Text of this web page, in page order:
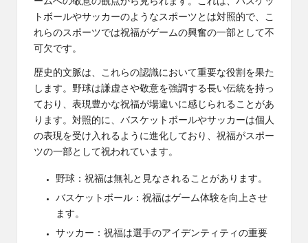
ームへの敬意の観点から見られます。これは、バスケッ
トボールやサッカーのようなスポーツとは対照的で、こ
れらのスポーツでは祝福がゲームの興奮の一部として不
可欠です。
歴史的文脈は、これらの認識において重要な役割を果た
します。野球は謙虚さや敬意を強調する長い伝統を持っ
ており、表現豊かな祝福が場違いに感じられることがあ
ります。対照的に、バスケットボールやサッカーは個人
の表現を受け入れるように進化しており、祝福がスポー
ツの一部として祝われています。
野球：祝福は無礼と見なされることがあります。
バスケットボール：祝福はゲーム体験を向上させ
ます。
サッカー：祝福は選手のアイデンティティの重要